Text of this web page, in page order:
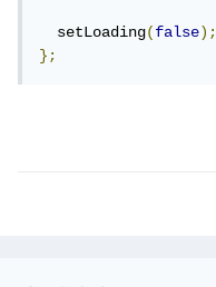
  setLoading
(false);
};